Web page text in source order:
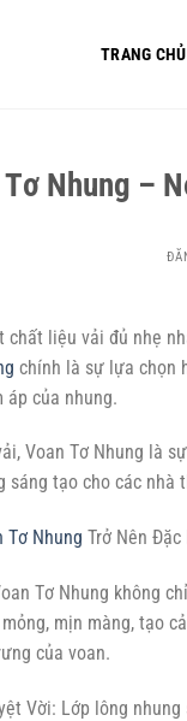
TRANG CHỦ
Nhung –
chất liệu vải đủ nhẹ
chính là sự lựa chọn
áp của nhung.
Voan Tơ Nhung là
sáng tạo cho các
Tơ Nhung Trở Nên Đặc
Tơ Nhung không
mịn màng, tạo
của voan.
Vời: Lớp lông